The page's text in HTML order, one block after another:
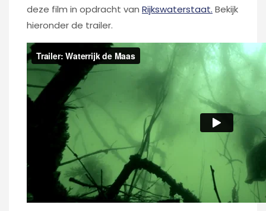
deze film in opdracht van Rijkswaterstaat. Bekijk
hieronder de trailer.